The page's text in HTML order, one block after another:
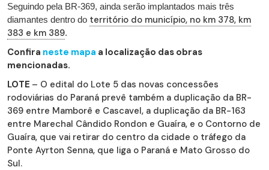
Seguindo pela BR-369, ainda serão implantados mais três
diamantes dentro do território do município, no km 378, km
383 e km 389.
Confira neste mapa a localização das obras
mencionadas.
LOTE – O edital do Lote 5 das novas concessões
rodoviárias do Paraná prevê também a duplicação da BR-
369 entre Mamborê e Cascavel, a duplicação da BR-163
entre Marechal Cândido Rondon e Guaíra, e o Contorno de
Guaíra, que vai retirar do centro da cidade o tráfego da
Ponte Ayrton Senna, que liga o Paraná e Mato Grosso do
Sul.